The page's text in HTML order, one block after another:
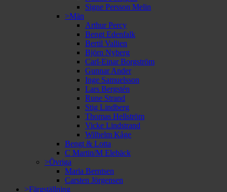
Signe Persson Melin
>Män
Arthur Percy
Bengt Edenfalk
Bertil Vallien
Björn Nyberg
Carl-Einar Borgström
Gunnar Ander
Inge Samuelsson
Lars Bergstén
Rune Strand
Stig Lindberg
Thomas Hellström
Vicke Lindstrand
Wilhelm Kåge
Bengt & Lotta
C Martin/M Elebäck
>Övriga
Maria Berntsen
Carsten Jörgensen
>Färgställning